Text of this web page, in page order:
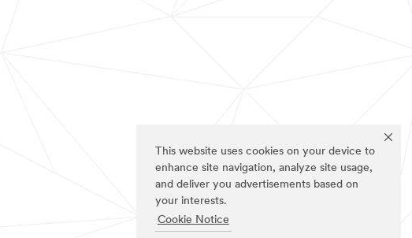
This website uses cookies on your device to
enhance site navigation, analyze site usage,
and deliver you advertisements based on
your interests.
Cookie Notice